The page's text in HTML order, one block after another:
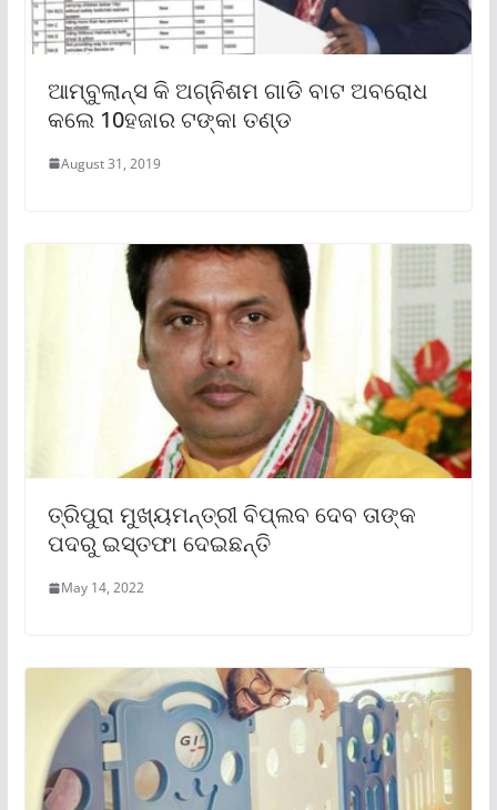
ଆମ୍ବୁଲାନ୍ସ କି ଅଗ୍ନିଶମ ଗାଡି ବାଟ ଅବରୋଧ
କଲେ 10ହଜାର ଟଙ୍କା ତଣ୍ଡ
August 31, 2019
ତ୍ରିପୁରା ମୁଖ୍ୟମନ୍ତ୍ରୀ ବିପ୍ଲବ ଦେବ ତାଙ୍କ
ପଦରୁ ଇସ୍ତଫା ଦେଇଛନ୍ତି
May 14, 2022